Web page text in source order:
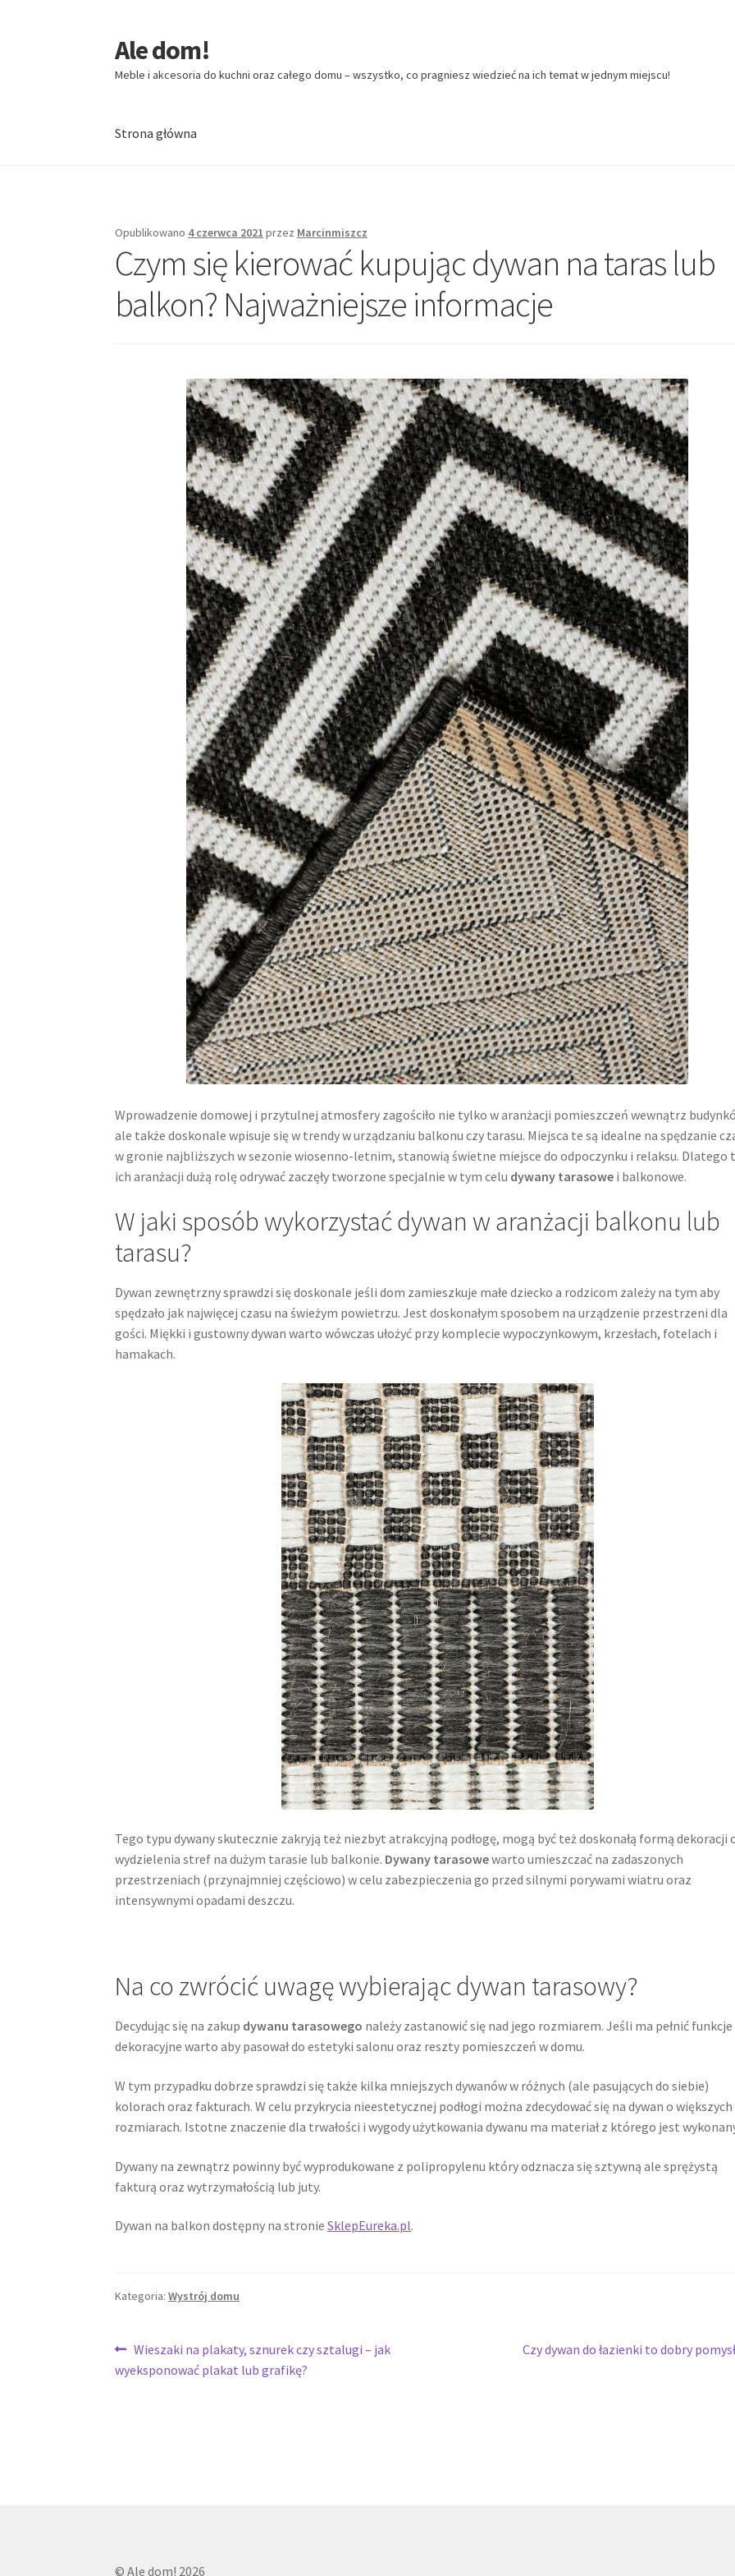
Przejdź
do
nawigacji
Przejdź
do
treści
Ale dom!
Meble i akcesoria do kuchni oraz całego domu – wszystko, co pragniesz wiedzieć na ich temat w jednym miejscu!
Strona główna
Opublikowano 4 czerwca 2021 przez Marcinmiszcz
Czym się kierować kupując dywan na taras lub
balkon? Najważniejsze informacje
Wprowadzenie domowej i przytulnej atmosfery zagościło nie tylko w aranżacji pomieszczeń wewnątrz
ale także doskonale wpisuje się w trendy w urządzaniu balkonu czy tarasu. Miejsca te są idealne na spędzanie
w gronie najbliższych w sezonie wiosenno-letnim, stanowią świetne miejsce do odpoczynku i relaksu. Dlatego
ich aranżacji dużą rolę odrywać zaczęły tworzone specjalnie w tym celu dywany tarasowe i balkonowe.
W jaki sposób wykorzystać dywan w aranżacji balkonu lub
tarasu?
Dywan zewnętrzny sprawdzi się doskonale jeśli dom zamieszkuje małe dziecko a rodzicom zależy na tym aby
spędzało jak najwięcej czasu na świeżym powietrzu. Jest doskonałym sposobem na urządzenie przestrzeni dla
gości. Miękki i gustowny dywan warto wówczas ułożyć przy komplecie wypoczynkowym, krzesłach, fotelach i
hamakach.
Tego typu dywany skutecznie zakryją też niezbyt atrakcyjną podłogę, mogą być też doskonałą formą dekoracji
wydzielenia stref na dużym tarasie lub balkonie. Dywany tarasowewarto umieszczać na zadaszonych
przestrzeniach (przynajmniej częściowo) w celu zabezpieczenia go przed silnymi porywami wiatru oraz
intensywnymi opadami deszczu.
Na co zwrócić uwagę wybierając dywan tarasowy?
Decydując się na zakup dywanu tarasowego należy zastanowić się nad jego rozmiarem. Jeśli ma pełnić funkcje
dekoracyjne warto aby pasował do estetyki salonu oraz reszty pomieszczeń w domu.
W tym przypadku dobrze sprawdzi się także kilka mniejszych dywanów w różnych (ale pasujących do siebie)
kolorach oraz fakturach. W celu przykrycia nieestetycznej podłogi można zdecydować się na dywan o większych
rozmiarach. Istotne znaczenie dla trwałości i wygody użytkowania dywanu ma materiał z którego jest
Dywany na zewnątrz powinny być wyprodukowane z polipropylenu który odznacza się sztywną ale sprężystą
fakturą oraz wytrzymałością lub juty.
Dywan na balkon dostępny na stronieSklepEureka.pl.
Kategoria:Wystrój domu
Nawigacja
wpisu
Poprzedni
wpis:
Wieszaki na plakaty, sznurek czy sztalugi – jak
wyeksponować plakat lub grafikę?
Następny
Czy dywan do łazienki to dobry
© Ale dom! 2026